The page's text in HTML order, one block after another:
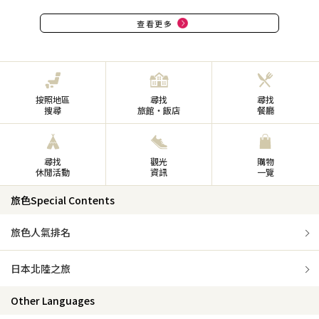
查看更多
按照地區
搜尋
尋找
旅館・飯店
尋找
餐廳
尋找
休閒活動
觀光
資訊
購物
一覽
旅色Special Contents
旅色人氣排名
日本北陸之旅
Other Languages